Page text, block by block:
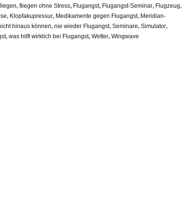
, fliegen ohne Stress, Flugangst, Flugangst-Seminar, Flugzeug,
, Klopfakupressur, Medikamente gegen Flugangst, Meridian-
hinaus können, nie wieder Flugangst, Seminare, Simulator,
, was hilft wirklich bei Flugangst, Wetter, Wingwave